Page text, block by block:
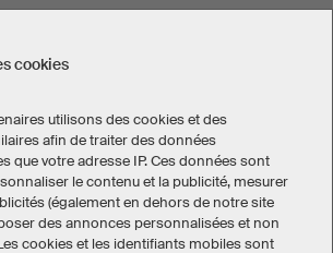
Politique de confidentialité
Paramétrage des cookies
générales de vente
cookies
utilisons des cookies et des
afin de traiter des données
que votre adresse IP. Ces données sont
le contenu et la publicité, mesurer
(également en dehors de notre site
des annonces personnalisées et non
cookies et les identifiants mobiles sont